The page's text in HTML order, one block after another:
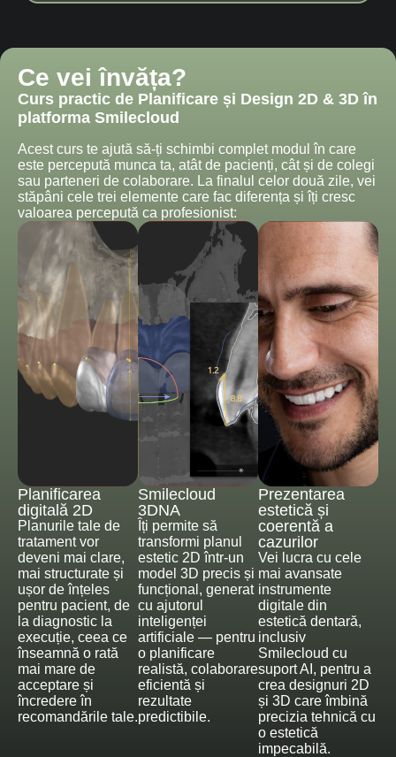
Ce vei învăța?
Curs practic de Planificare și Design 2D & 3D în
platforma Smilecloud
Acest curs te ajută să-ți schimbi complet modul în care
este percepută munca ta, atât de pacienți, cât și de colegi
sau parteneri de colaborare. La finalul celor două zile, vei
stăpâni cele trei elemente care fac diferența și îți cresc
valoarea percepută ca profesionist:
Planificarea
digitală 2D
Planurile tale de
tratament vor
deveni mai clare,
mai structurate și
ușor de înțeles
pentru pacient, de
la diagnostic la
execuție, ceea ce
înseamnă o rată
mai mare de
acceptare și
încredere în
recomandările tale.
Smilecloud
3DNA
Îți permite să
transformi planul
estetic 2D într-un
model 3D precis și
funcțional, generat
cu ajutorul
inteligenței
artificiale — pentru
o planificare
realistă, colaborare
eficientă și
rezultate
predictibile.
Prezentarea
estetică și
coerentă a
cazurilor
Vei lucra cu cele
mai avansate
instrumente
digitale din
estetică dentară,
inclusiv
Smilecloud cu
suport AI, pentru a
crea designuri 2D
și 3D care îmbină
precizia tehnică cu
o estetică
impecabilă.